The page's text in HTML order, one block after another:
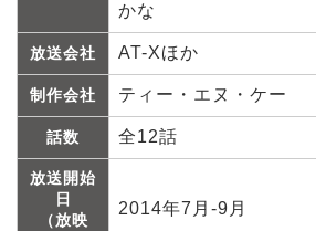
かな
放送会社 AT-Xほか
制作会社 ティー・エヌ・ケー
話数 全12話
放送開始
日
（放映
2014年7月-9月